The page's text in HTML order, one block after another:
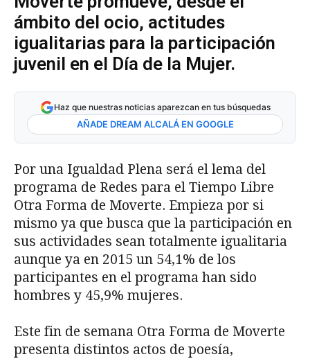
ámbito del ocio, actitudes
igualitarias para la participación
juvenil en el Día de la Mujer.
Haz que nuestras noticias aparezcan en tus búsquedas
AÑADE DREAM ALCALÁ EN GOOGLE
Por una Igualdad Plena será el lema del
programa de Redes para el Tiempo Libre
Otra Forma de Moverte. Empieza por si
mismo ya que busca que la participación en
sus actividades sean totalmente igualitaria
aunque ya en 2015 un 54,1% de los
participantes en el programa han sido
hombres y 45,9% mujeres.
Este fin de semana Otra Forma de Moverte
presenta distintos actos de poesía,